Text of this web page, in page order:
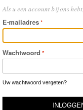
Als u een account bij ons
E-mailadres
Wachtwoord
Uw wachtwoord vergeten?